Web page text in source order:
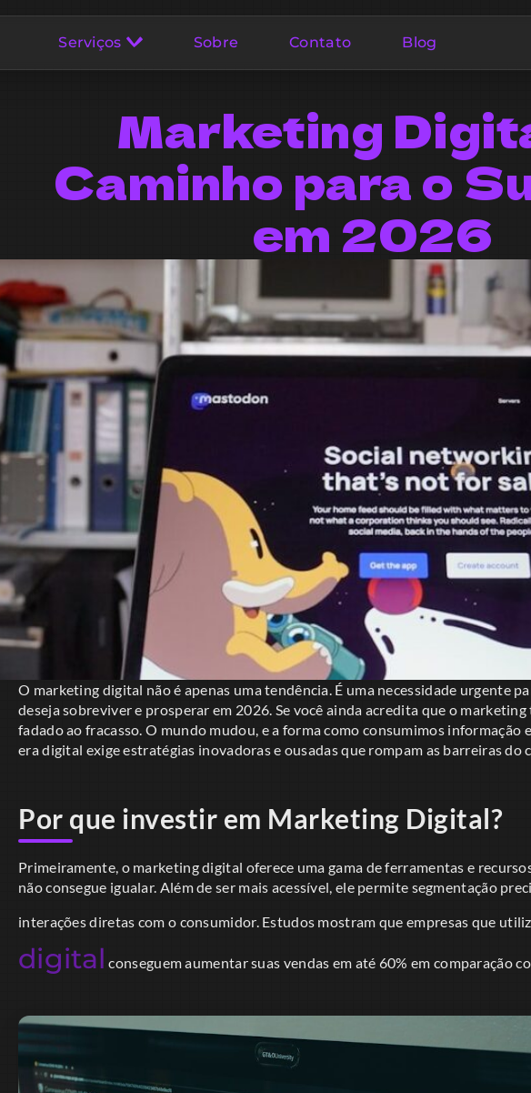
Serviços Sobre Contato Blog
Marketing
Caminho para o
em 2026
O marketing digital não é apenas uma tendência. É uma necessidade urgente
deseja sobreviver e prosperar em 2026. Se você ainda acredita que o
fadado ao fracasso. O mundo mudou, e a forma como consumimos informação
era digital exige estratégias inovadoras e ousadas que rompam as barreiras do
Por que investir em Marketing Digital?
Primeiramente, o marketing digital oferece uma gama de ferramentas e
não consegue igualar. Além de ser mais acessível, ele permite segmentação
interações diretas com o consumidor. Estudos mostram que empresas que
digital conseguem aumentar suas vendas em até 60% em comparação